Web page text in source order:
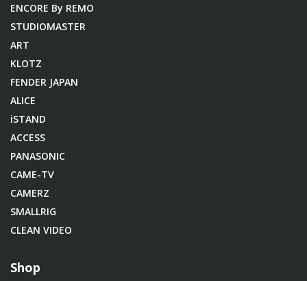
ENCORE By REMO
STUDIOMASTER
ART
KLOTZ
FENDER JAPAN
ALICE
iSTAND
ACCESS
PANASONIC
CAME-TV
CAMERZ
SMALLRIG
CLEAN VIDEO
Shop